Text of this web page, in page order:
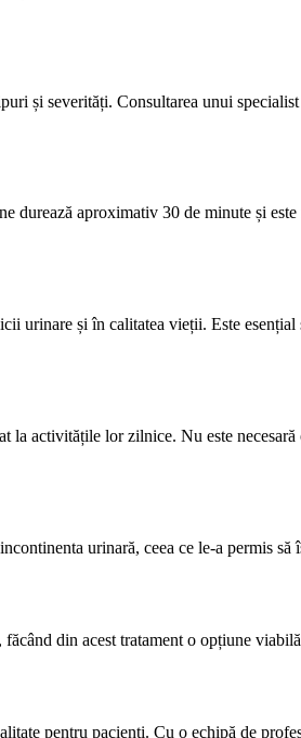
și severități. Consultarea unui
durează aproximativ 30 de minute și
urinare și în calitatea vieții. Este
activitățile lor zilnice. Nu este necesară
urinară, ceea ce le-a permis
din acest tratament o opțiune
pentru pacienți. Cu o echipă de